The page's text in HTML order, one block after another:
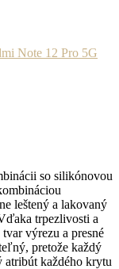
Note 12 Pro 5G
so silikónovou
leštený a lakovaný
trpezlivosti a
výrezu a presné
pretože každý
atribút každého krytu